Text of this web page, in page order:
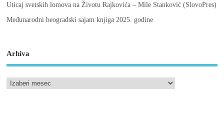
Uticaj svetskih lomova na Životu Rajkovića – Mile Stanković (SlovoPres)
Međunarodni beogradski sajam knjiga 2025. godine
Arhiva